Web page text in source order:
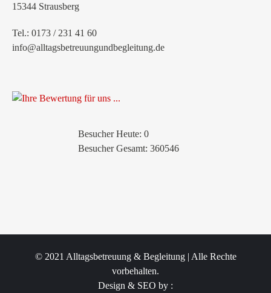
15344 Strausberg
Tel.: 0173 / 231 41 60
info@alltagsbetreuungundbegleitung.de
Besucher Heute: 0
Besucher Gesamt: 360546
© 2021 Alltagsbetreuung & Begleitung | Alle Rechte
vorbehalten.
Design & SEO by :